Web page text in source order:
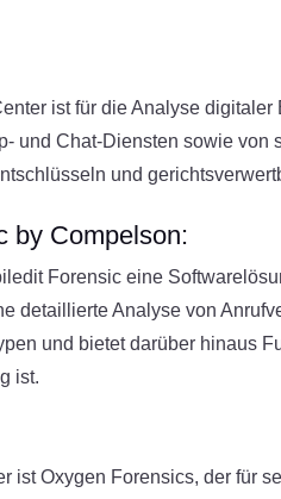
ist für die Analyse
und Chat-Diensten sowie
und
by Compelson:
Forensic eine
detaillierte Analyse von
und bietet darüber hinaus
ist.
ist Oxygen Forensics, der für